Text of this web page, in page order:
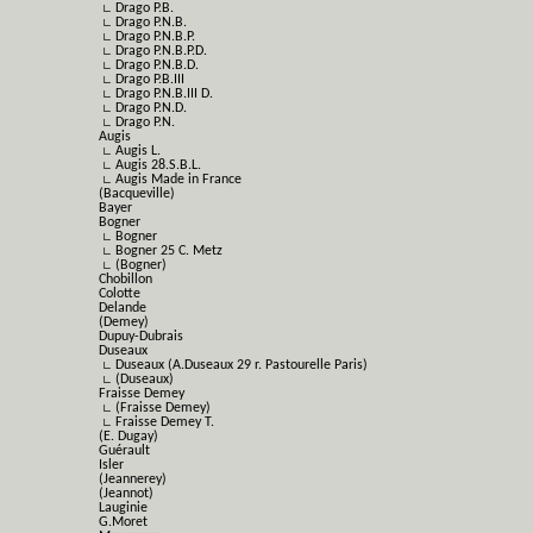
∟ Drago P.B.
∟ Drago P.N.B.
∟ Drago P.N.B.P.
∟ Drago P.N.B.P.D.
∟ Drago P.N.B.D.
∟ Drago P.B.III
∟ Drago P.N.B.III D.
∟ Drago P.N.D.
∟ Drago P.N.
Augis
∟ Augis L.
∟ Augis 28.S.B.L.
∟ Augis Made in France
(Bacqueville)
Bayer
Bogner
∟ Bogner
∟ Bogner 25 C. Metz
∟ (Bogner)
Chobillon
Colotte
Delande
(Demey)
Dupuy-Dubrais
Duseaux
∟ Duseaux (A.Duseaux 29 r. Pastourelle Paris)
∟ (Duseaux)
Fraisse Demey
∟ (Fraisse Demey)
∟ Fraisse Demey T.
(E. Dugay)
Guérault
Isler
(Jeannerey)
(Jeannot)
Lauginie
G.Moret